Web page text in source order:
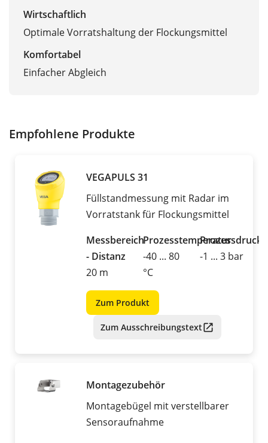
Wirtschaftlich
Optimale Vorratshaltung der Flockungsmittel
Komfortabel
Einfacher Abgleich
Empfohlene Produkte
VEGAPULS 31
Füllstandmessung mit Radar im
Vorratstank für Flockungsmittel
Messbereich
- Distanz
20 m
Prozesstemperatur
-40 ... 80
°C
Prozessdruck
-1 ... 3 bar
Zum Produkt
Zum Ausschreibungstext
Montagezubehör
Montagebügel mit verstellbarer
Sensoraufnahme